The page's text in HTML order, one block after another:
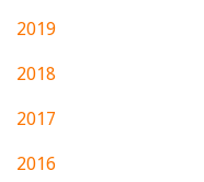
2019
2018
2017
2016